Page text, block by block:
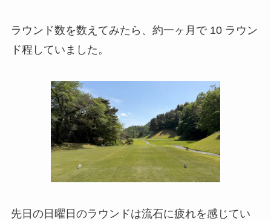
ラウンド数を数えてみたら、約一ヶ月で 10 ラウン
ド程していました。
先日の日曜日のラウンドは流石に疲れを感じてい